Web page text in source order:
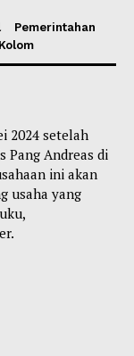
Pemerintahan
Kolom
2024 setelah
Pang Andreas di
ini akan
usaha yang